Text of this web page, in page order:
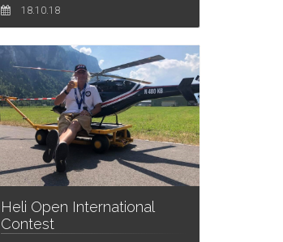
18.10.18
Heli Open International
Contest